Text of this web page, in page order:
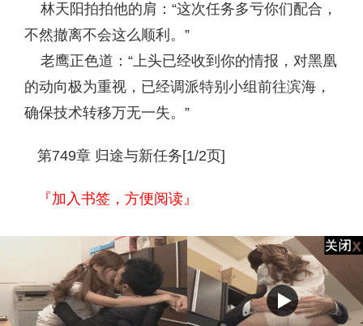
林天阳拍拍他的肩：“这次任务多亏你们配合，
不然撤离不会这么顺利。”
老鹰正色道：“上头已经收到你的情报，对黑凰
的动向极为重视，已经调派特别小组前往滨海，
确保技术转移万无一失。”
第749章 归途与新任务[1/2页]
『加入书签，方便阅读』